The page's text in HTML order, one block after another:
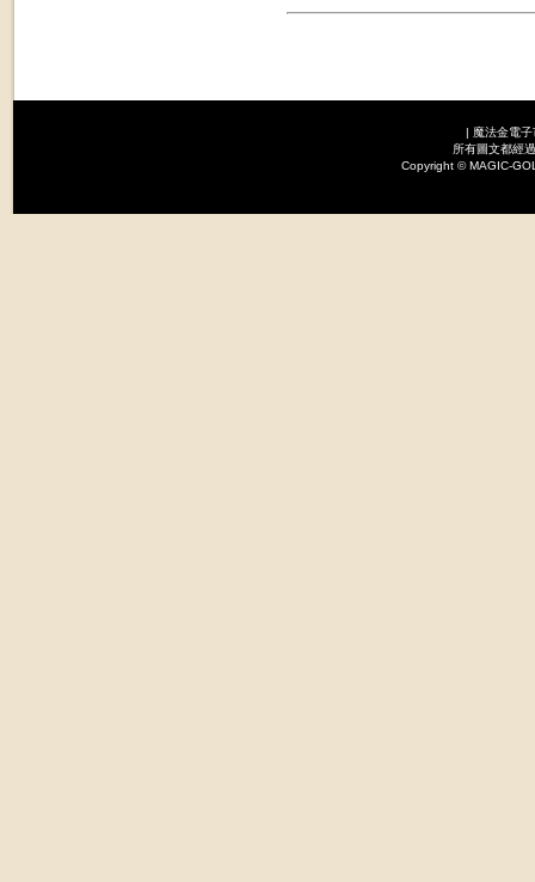
| 魔法金電
所有圖文都經
Copyright © MAGIC-